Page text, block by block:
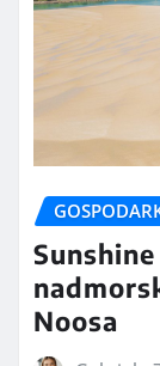
Noosa